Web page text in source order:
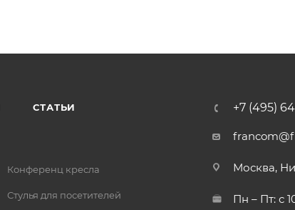
СТАТЬИ
Конференц кресла
Стулья для посетителей
+7 (495)
Москва,
Пн – Пт: с